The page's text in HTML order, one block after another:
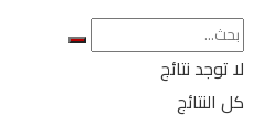
لا توجد نتائج
كل النتائج